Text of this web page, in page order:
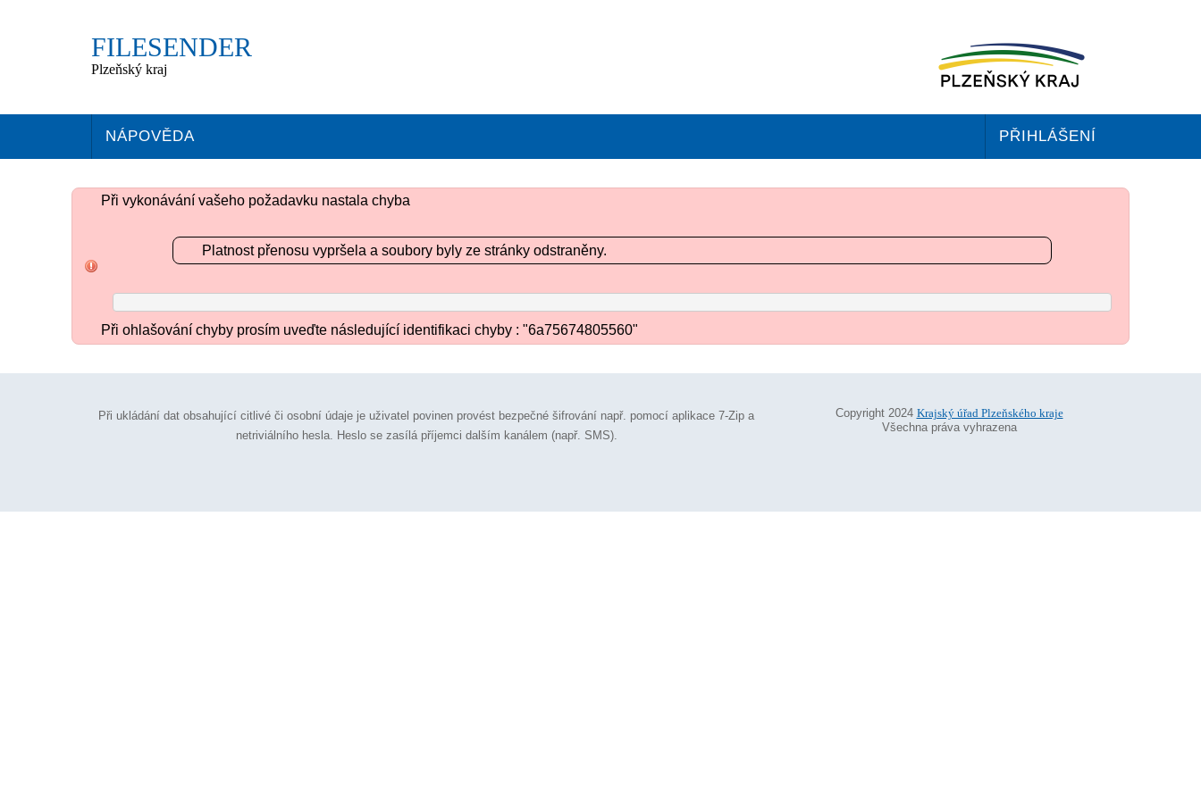
FILESENDER
Plzeňský kraj
NÁPOVĚDA PŘIHLÁŠENÍ
Při vykonávání vašeho požadavku nastala chyba
Platnost přenosu vypršela a soubory byly ze stránky odstraněny.
Při ohlašování chyby prosím uveďte následující identifikaci chyby : "6a75674805560"
Při ukládání dat obsahující citlivé či osobní údaje je uživatel povinen provést bezpečné šifrování např. pomocí aplikace 7-Zip a
netriviálního hesla. Heslo se zasílá příjemci dalším kanálem (např. SMS).
Copyright 2024 Krajský úřad Plzeňského kraje
Všechna práva vyhrazena